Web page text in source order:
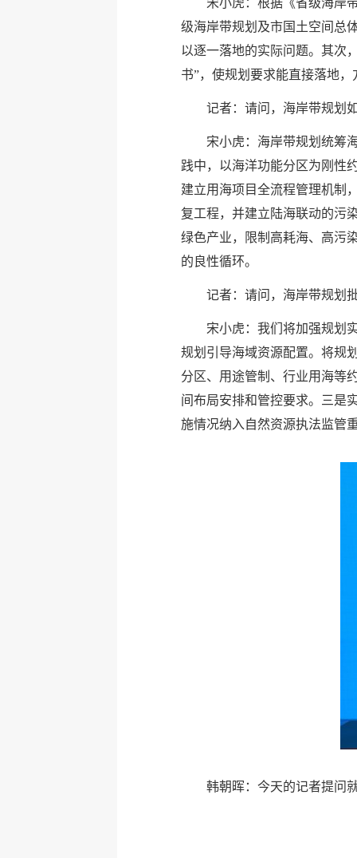
宋小虎：根据《省级海岸
级海岸带规划及市国土空间总
以逐一落地的实际问题。其次
书”，使规划要求能直接落地
记者：请问，海岸带规划
宋小虎：海岸带规划统筹
践中，以海洋功能分区为刚性
建立用海项目全流程管理机制
复工程，并建立陆海联动的污
绿色产业，限制高耗海、高污
的良性循环。
记者：请问，海岸带规划
宋小虎：我们将加强规划
规划引导海域资源配置。将规
分区、用途管制、行业用海等
间布局安排和管控要求。三是
施情况纳入自然资源执法监管
韩朝晖：今天的记者提问